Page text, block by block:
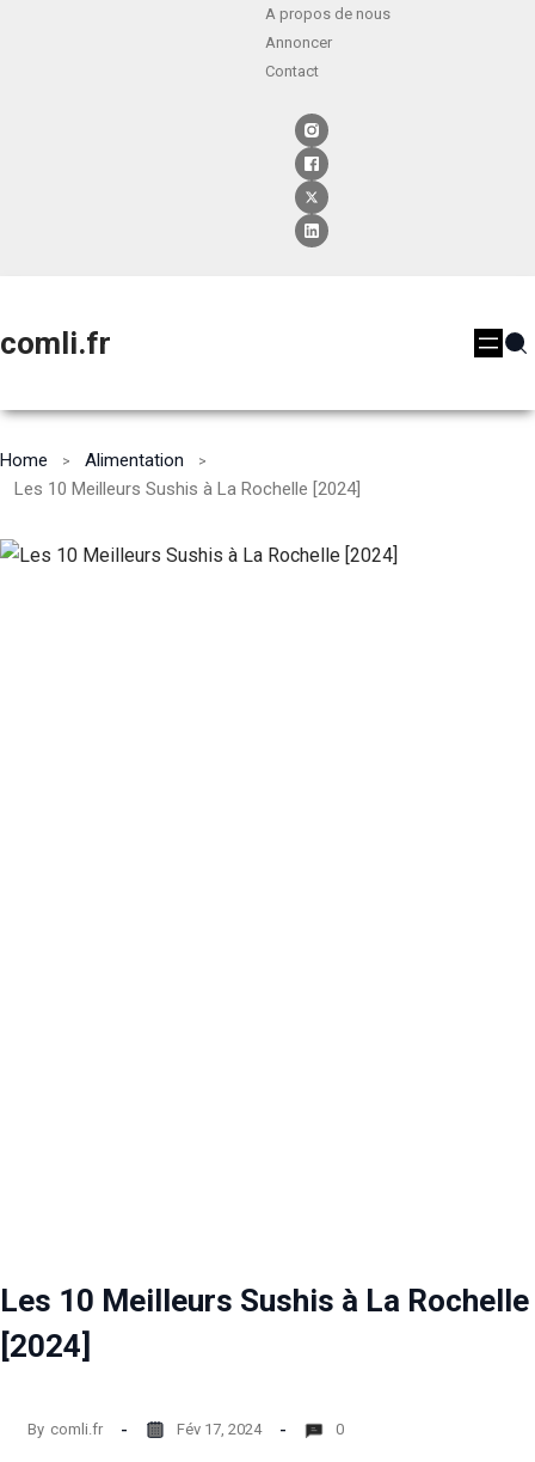
A propos de nous
Annoncer
Contact
comli.fr
Home
Alimentation
Les 10 Meilleurs Sushis à La Rochelle [2024]
Les 10 Meilleurs Sushis à La Rochelle
[2024]
By comli.fr Fév 17, 2024 0